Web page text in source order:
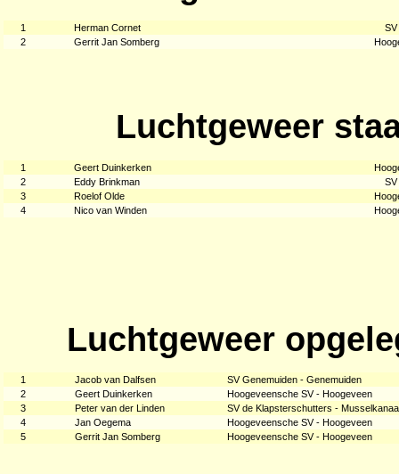
1 Herman Cornet
2
Gerrit Jan Somberg
Luchtgeweer
1 Geert Duinkerken
2
Eddy Brinkman
3
Roelof Olde
4
Nico van Winden
Luchtgeweer
1 Jacob van Dalfsen
SV Genemuiden - Genemuiden
2
Geert Duinkerken
Hoogeveensche SV - Hoogeveen
3
Peter van der Linden
SV de Klapsterschutters -
4
Jan Oegema
Hoogeveensche SV - Hoogeveen
5
Gerrit Jan Somberg Hoogeveensche SV - Hoogeveen